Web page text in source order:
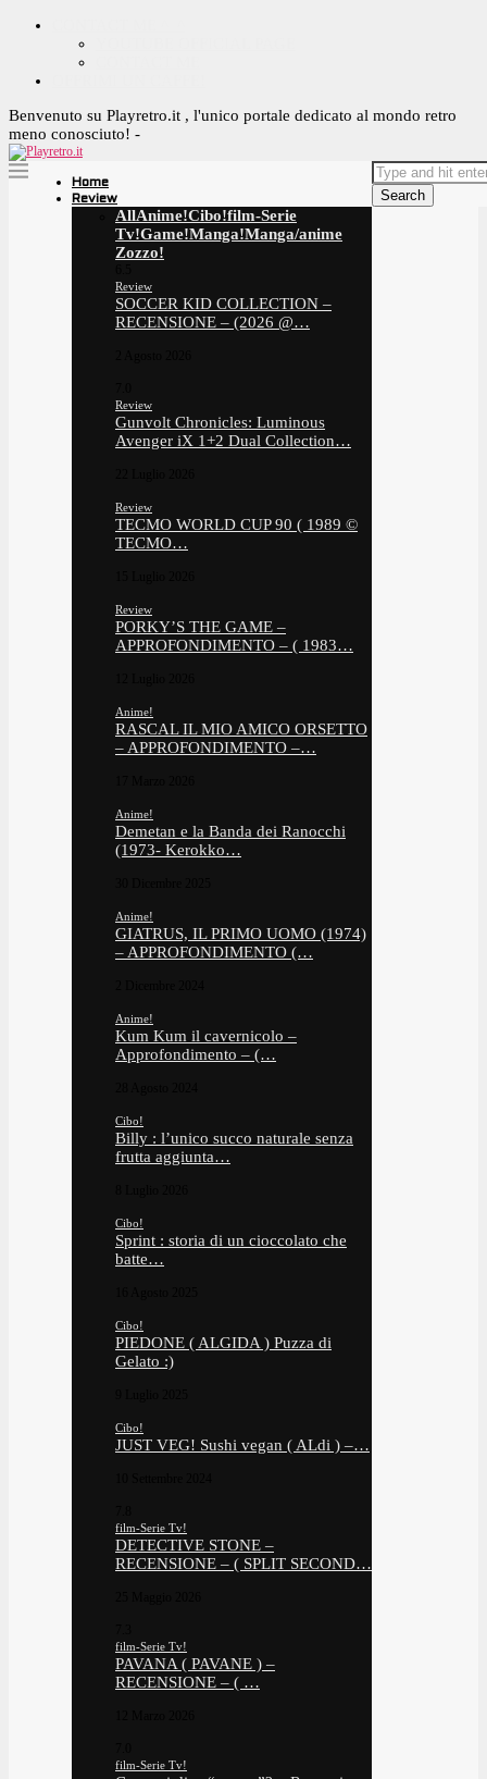
Benvenuto su Playretro.it , l'unico portale dedicato al mondo retro
meno conosciuto! -
Home
Review
AllAnime!Cibo!film-Serie
Tv!Game!Manga!Manga/anime
Zozzo!
Review
SOCCER KID COLLECTION –
RECENSIONE – (2026 @…
Review
Gunvolt Chronicles: Luminous
Avenger iX 1+2 Dual Collection…
Review
TECMO WORLD CUP 90 ( 1989 ©
TECMO…
Review
PORKY’S THE GAME –
APPROFONDIMENTO – ( 1983…
Anime!
RASCAL IL MIO AMICO ORSETTO
– APPROFONDIMENTO –…
Anime!
Demetan e la Banda dei Ranocchi
(1973- Kerokko…
Anime!
GIATRUS, IL PRIMO UOMO (1974)
– APPROFONDIMENTO (…
Anime!
Kum Kum il cavernicolo –
Approfondimento – (…
Cibo!
Billy : l’unico succo naturale senza
frutta aggiunta…
Cibo!
Sprint : storia di un cioccolato che
batte…
Cibo!
PIEDONE ( ALGIDA ) Puzza di
Gelato :)
Cibo!
JUST VEG! Sushi vegan ( ALdi ) –…
film-Serie Tv!
DETECTIVE STONE –
RECENSIONE – ( SPLIT SECOND…
film-Serie Tv!
PAVANA ( PAVANE ) –
RECENSIONE – ( …
film-Serie Tv!
Search